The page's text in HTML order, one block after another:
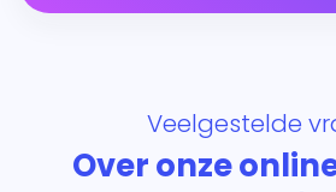
Veelgestelde
Over onze